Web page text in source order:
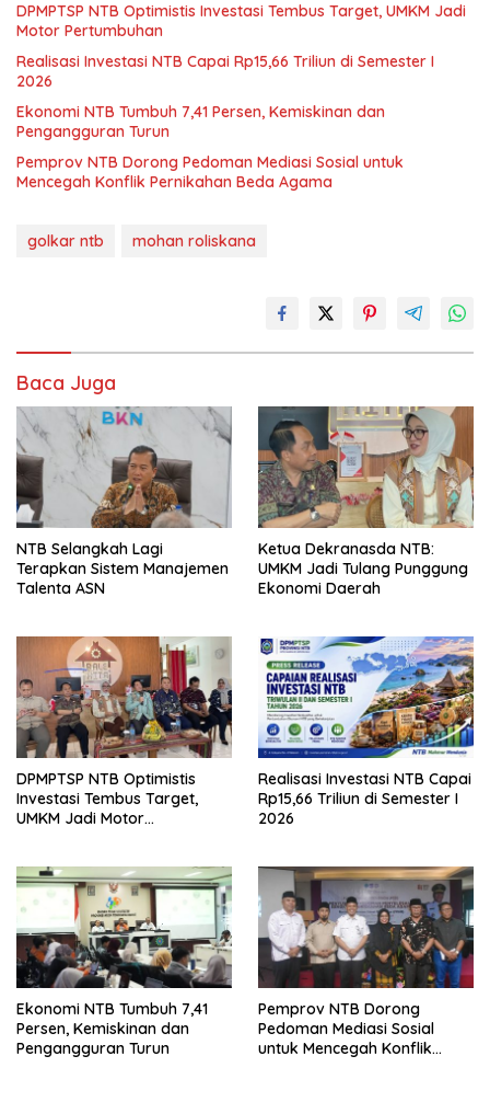
DPMPTSP NTB Optimistis Investasi Tembus Target, UMKM Jadi
Motor Pertumbuhan
Realisasi Investasi NTB Capai Rp15,66 Triliun di Semester I
2026
Ekonomi NTB Tumbuh 7,41 Persen, Kemiskinan dan
Pengangguran Turun
Pemprov NTB Dorong Pedoman Mediasi Sosial untuk
Mencegah Konflik Pernikahan Beda Agama
golkar ntb mohan roliskana
Baca Juga
NTB Selangkah Lagi
Terapkan Sistem Manajemen
Talenta ASN
Ketua Dekranasda NTB:
UMKM Jadi Tulang Punggung
Ekonomi Daerah
DPMPTSP NTB Optimistis
Investasi Tembus Target,
UMKM Jadi Motor
Realisasi Investasi NTB Capai
Rp15,66 Triliun di Semester I
2026
Ekonomi NTB Tumbuh 7,41
Persen, Kemiskinan dan
Pengangguran Turun
Pemprov NTB Dorong
Pedoman Mediasi Sosial
untuk Mencegah Konflik